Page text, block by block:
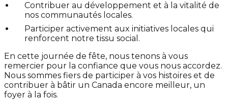
Contribuer au développement et à la vitalité de
nos communautés locales.
Participer activement aux initiatives locales qui
renforcent notre tissu social.
En cette journée de fête, nous tenons à vous
remercier pour la confiance que vous nous accordez.
Nous sommes fiers de participer à vos histoires et de
contribuer à bâtir un Canada encore meilleur, un
foyer à la fois.